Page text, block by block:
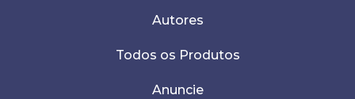
Autores
Todos os Produtos
Anuncie